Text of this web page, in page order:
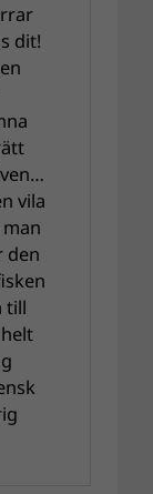
dit!
vila
den
till